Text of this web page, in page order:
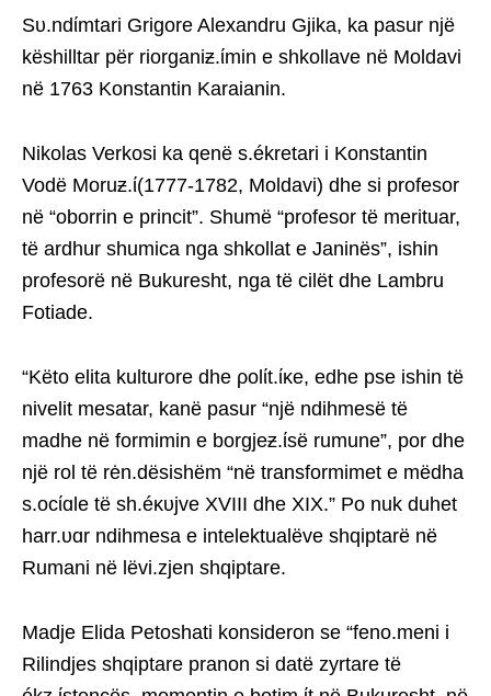
Sυ.ndίmtari Grigore Alexandru Gjika, ka pasur një
këshilltar për riorganiƶ.ίmin e shkollave në Moldavi
në 1763 Konstantin Karaianin.
Nikolas Verkosi ka qenë s.ékretari i Konstantin
Vodë Moruƶ.ί(1777-1782, Moldavi) dhe si profesor
në “oborrin e princit”. Shumë “profesor të merituar,
të ardhur shumica nga shkollat e Janinës”, ishin
profesorë në Bukuresht, nga të cilët dhe Lambru
Fotiade.
“Këto elita kulturore dhe ρolίt.ίκe, edhe pse ishin të
nivelit mesatar, kanë pasur “një ndihmesë të
madhe në formimin e borgjeƶ.ίsë rumune”, por dhe
një rol të rėn.dësishëm “në transformimet e mëdha
s.ocίɑle të sh.éκυjve XVIII dhe XIX.” Po nuk duhet
harr.υɑr ndihmesa e intelektualëve shqiptarë në
Rumani në lëvi.zjen shqiptare.
Madje Elida Petoshati konsideron se “feno.meni i
Rilindjes shqiptare pranon si datë zyrtare të